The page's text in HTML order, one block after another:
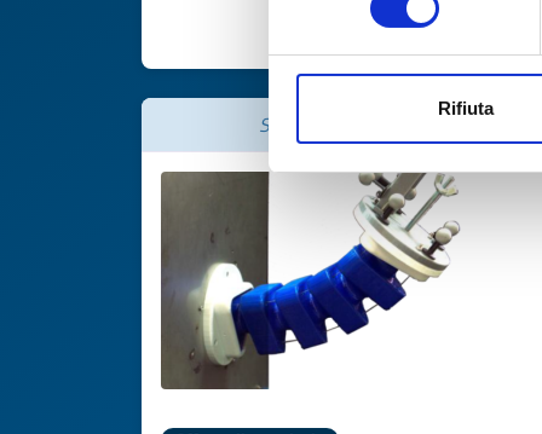
Rifiuta
Scade il 03 aprile 2027